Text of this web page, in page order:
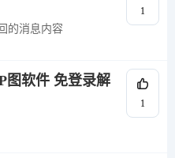
的消息内容
1
图软件 免登录解
1